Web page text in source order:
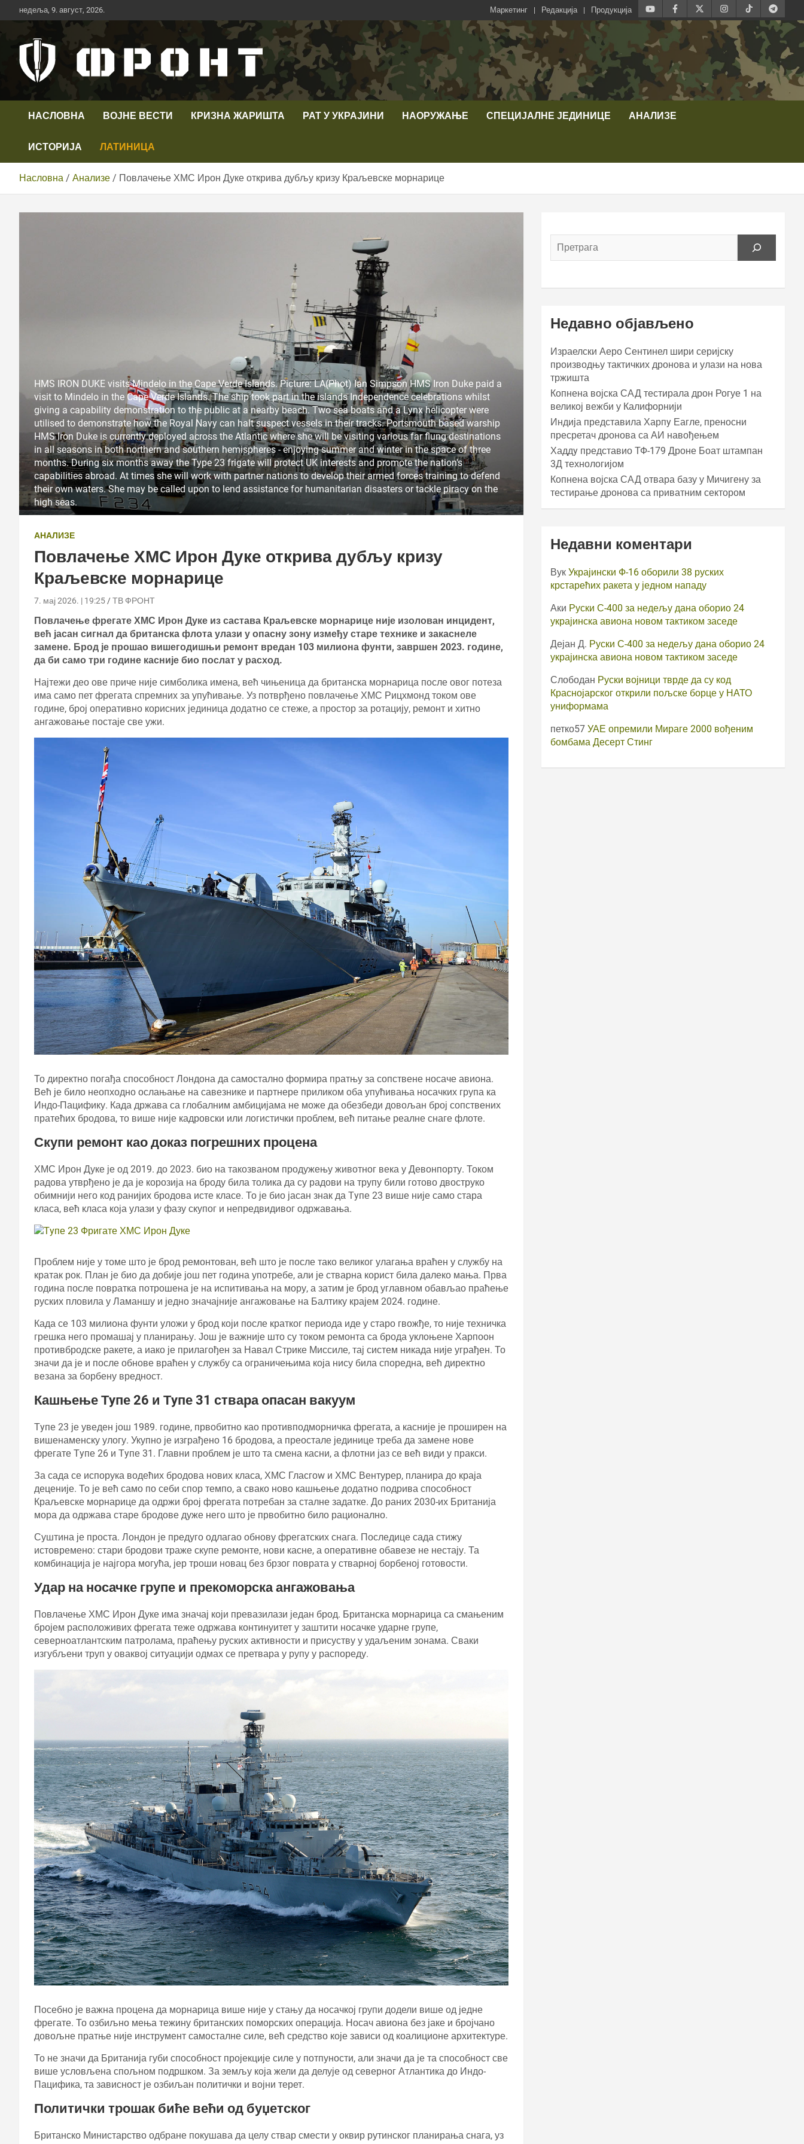
Скип
то
недеља, 9. август, 2026. Маркетинг Редакција Продукција
Телевизија ФРОНТ
НАСЛОВНА ВОЈНЕ ВЕСТИ КРИЗНА ЖАРИШТА РАТ У УКРАЈИНИ НАОРУЖАЊЕ СПЕЦИЈАЛНЕ ЈЕДИНИЦЕ АНАЛИЗЕ
ИСТОРИЈА ЛАТИНИЦА
Насловна Анализе Повлачење ХМС Ирон Дуке открива дубљу кризу Краљевске морнарице
HMS IRON DUKE visits Mindelo in the Cape Verde Islands. Picture: LA(Phot) Ian Simpson HMS Iron Duke paid a
visit to Mindelo in the Cape Verde Islands. The ship took part in the islands Independence celebrations whilst
giving a capability demonstration to the public at a nearby beach. Two sea boats and a Lynx helicopter were
utilised to demonstrate how the Royal Navy can halt suspect vessels in their tracks. Portsmouth based warship
HMS Iron Duke is currently deployed across the Atlantic where she will be visiting various far flung destinations
in all seasons in both northern and southern hemispheres - enjoying summer and winter in the space of three
months. During six months away the Type 23 frigate will protect UK interests and promote the nation's
capabilities abroad. At times she will work with partner nations to develop their armed forces training to defend
their own waters. She may be called upon to lend assistance for humanitarian disasters or tackle piracy on the
high seas.
АНАЛИЗЕ
Повлачење ХМС Ирон Дуке открива дубљу кризу
Краљевске морнарице
7. мај 2026. | 19:25 ТВ ФРОНТ
Повлачење фрегате ХМС Ирон Дуке из састава Краљевске морнарице није изолован инцидент,
већ јасан сигнал да британска флота улази у опасну зону између старе технике и закаснеле
замене. Брод је прошао вишегодишњи ремонт вредан 103 милиона фунти, завршен 2023. године,
да би само три године касније био послат у расход.
Најтежи део ове приче није симболика имена, већ чињеница да британска морнарица после овог потеза
има само пет фрегата спремних за упућивање. Уз потврђено повлачење ХМС Рицхмонд током ове
године, број оперативно корисних јединица додатно се стеже, а простор за ротацију, ремонт и хитно
ангажовање постаје све ужи.
То директно погађа способност Лондона да самостално формира пратњу за сопствене носаче авиона.
Већ је било неопходно ослањање на савезнике и партнере приликом оба упућивања носачких група ка
Индо-Пацифику. Када држава са глобалним амбицијама не може да обезбеди довољан број сопствених
пратећих бродова, то више није кадровски или логистички проблем, већ питање реалне снаге флоте.
Скупи ремонт као доказ погрешних процена
ХМС Ирон Дуке је од 2019. до 2023. био на такозваном продужењу животног века у Девонпорту. Током
радова утврђено је да је корозија на броду била толика да су радови на трупу били готово двоструко
обимнији него код ранијих бродова исте класе. То је био јасан знак да Тyпе 23 више није само стара
класа, већ класа која улази у фазу скупог и непредвидивог одржавања.
Проблем није у томе што је брод ремонтован, већ што је после тако великог улагања враћен у службу на
кратак рок. План је био да добије још пет година употребе, али је стварна корист била далеко мања. Прва
година после повратка потрошена је на испитивања на мору, а затим је брод углавном обављао праћење
руских пловила у Ламаншу и једно значајније ангажовање на Балтику крајем 2024. године.
Када се 103 милиона фунти уложи у брод који после кратког периода иде у старо гвожђе, то није техничка
грешка него промашај у планирању. Још је важније што су током ремонта са брода уклоњене Харпоон
противбродске ракете, а иако је прилагођен за Навал Стрике Миссиле, тај систем никада није уграђен. То
значи да је и после обнове враћен у службу са ограничењима која нису била споредна, већ директно
везана за борбену вредност.
Кашњење Тyпе 26 и Тyпе 31 ствара опасан вакуум
Тyпе 23 је уведен још 1989. године, првобитно као противподморничка фрегата, а касније је проширен на
вишенаменску улогу. Укупно је изграђено 16 бродова, а преостале јединице треба да замене нове
фрегате Тyпе 26 и Тyпе 31. Главни проблем је што та смена касни, а флотни јаз се већ види у пракси.
За сада се испорука водећих бродова нових класа, ХМС Гласгоw и ХМС Вентурер, планира до краја
деценије. То је већ само по себи спор темпо, а свако ново кашњење додатно подрива способност
Краљевске морнарице да одржи број фрегата потребан за сталне задатке. До раних 2030-их Британија
мора да одржава старе бродове дуже него што је првобитно било рационално.
Суштина је проста. Лондон је предуго одлагао обнову фрегатских снага. Последице сада стижу
истовремено: стари бродови траже скупе ремонте, нови касне, а оперативне обавезе не нестају. Та
комбинација је најгора могућа, јер троши новац без брзог поврата у стварној борбеној готовости.
Удар на носачке групе и прекоморска ангажовања
Повлачење ХМС Ирон Дуке има значај који превазилази један брод. Британска морнарица са смањеним
бројем расположивих фрегата теже одржава континуитет у заштити носачке ударне групе,
северноатлантским патролама, праћењу руских активности и присуству у удаљеним зонама. Сваки
изгубљени труп у оваквој ситуацији одмах се претвара у рупу у распореду.
Посебно је важна процена да морнарица више није у стању да носачкој групи додели више од једне
фрегате. То озбиљно мења тежину британских поморских операција. Носач авиона без јаке и бројчано
довољне пратње није инструмент самосталне силе, већ средство које зависи од коалиционе архитектуре.
То не значи да Британија губи способност пројекције силе у потпуности, али значи да је та способност све
више условљена спољном подршком. За земљу која жели да делује од северног Атлантика до Индо-
Пацифика, та зависност је озбиљан политички и војни терет.
Политички трошак биће већи од буџетског
Британско Министарство одбране покушава да целу ствар смести у оквир рутинског планирања снага, уз
Недавно објављено
Израелски Аеро Сентинел шири серијску
производњу тактичких дронова и улази на нова
тржишта
Копнена војска САД тестирала дрон Рогуе 1 на
великој вежби у Калифорнији
Индија представила Харпy Еагле, преносни
пресретач дронова са АИ навођењем
Хаддy представио ТФ-179 Дроне Боат штампан
3Д технологијом
Копнена војска САД отвара базу у Мичигену за
тестирање дронова са приватним сектором
Недавни коментари
Вук Украјински Ф-16 оборили 38 руских
крстарећих ракета у једном нападу
Аки Руски С-400 за недељу дана оборио 24
украјинска авиона новом тактиком заседе
Дејан Д. Руски С-400 за недељу дана оборио 24
украјинска авиона новом тактиком заседе
Слободан Руски војници тврде да су код
Краснојарског открили пољске борце у НАТО
униформама
петко57 УАЕ опремили Мираге 2000 вођеним
бомбама Десерт Стинг